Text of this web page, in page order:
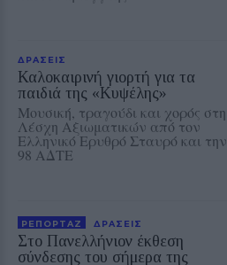
ΔΡΑΣΕΙΣ
Καλοκαιρινή γιορτή για τα
παιδιά της «Κυψέλης»
Μουσική, τραγούδι και χορός στη
Λέσχη Αξιωματικών από τον
Ελληνικό Ερυθρό Σταυρό και την
98 ΑΔΤΕ
ΡΕΠΟΡΤΑΖ ΔΡΑΣΕΙΣ
Στο Πανελλήνιον έκθεση
σύνδεσης του σήμερα της